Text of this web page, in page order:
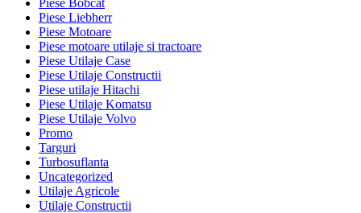
Piese Bobcat
Piese Liebherr
Piese Motoare
Piese motoare utilaje si tractoare
Piese Utilaje Case
Piese Utilaje Constructii
Piese utilaje Hitachi
Piese Utilaje Komatsu
Piese Utilaje Volvo
Promo
Targuri
Turbosuflanta
Uncategorized
Utilaje Agricole
Utilaje Constructii